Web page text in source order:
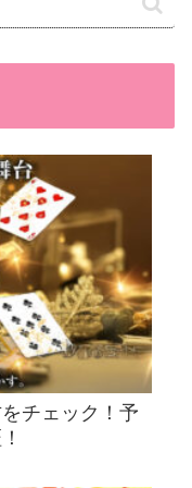
チェック！予